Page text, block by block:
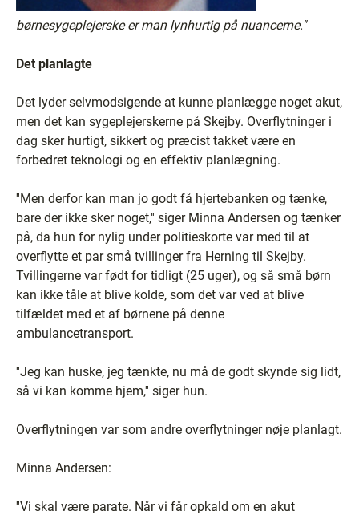
børnesygeplejerske er man lynhurtig på nuancerne.''
Det planlagte
Det lyder selvmodsigende at kunne planlægge noget akut,
men det kan sygeplejerskerne på Skejby. Overflytninger i
dag sker hurtigt, sikkert og præcist takket være en
forbedret teknologi og en effektiv planlægning.
''Men derfor kan man jo godt få hjertebanken og tænke,
bare der ikke sker noget,'' siger Minna Andersen og tænker
på, da hun for nylig under politieskorte var med til at
overflytte et par små tvillinger fra Herning til Skejby.
Tvillingerne var født for tidligt (25 uger), og så små børn
kan ikke tåle at blive kolde, som det var ved at blive
tilfældet med et af børnene på denne
ambulancetransport.
''Jeg kan huske, jeg tænkte, nu må de godt skynde sig lidt,
så vi kan komme hjem,'' siger hun.
Overflytningen var som andre overflytninger nøje planlagt.
Minna Andersen:
''Vi skal være parate. Når vi får opkald om en akut